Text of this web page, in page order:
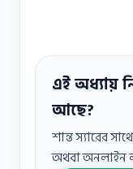
এই অধ্যায়
আছে?
শান্ত স্যারের
অথবা অনলাইন